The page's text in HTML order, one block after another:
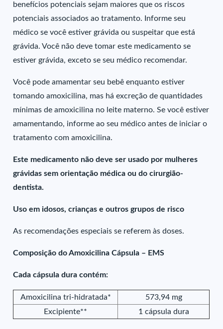
benefícios potenciais sejam maiores que os riscos
potenciais associados ao tratamento. Informe seu
médico se você estiver grávida ou suspeitar que está
grávida. Você não deve tomar este medicamento se
estiver grávida, exceto se seu médico recomendar.
Você pode amamentar seu bebê enquanto estiver
tomando amoxicilina, mas há excreção de quantidades
mínimas de amoxicilina no leite materno. Se você estiver
amamentando, informe ao seu médico antes de iniciar o
tratamento com amoxicilina.
Este medicamento não deve ser usado por mulheres
grávidas sem orientação médica ou do cirurgião-
dentista.
Uso em idosos, crianças e outros grupos de risco
As recomendações especiais se referem às doses.
Composição do Amoxicilina Cápsula – EMS
Cada cápsula dura contém:
Amoxicilina tri-hidratada*
573,94 mg
Excipiente**
1 cápsula dura